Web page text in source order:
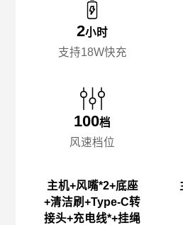
2小时
支持18W快充
100档
风速档位
主机+风嘴*2+底座
+清洁刷+Type-C转
接头+充电线*+挂绳